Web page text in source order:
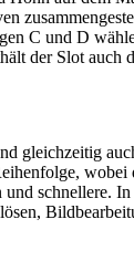
C und D
der Slot
schnellere.